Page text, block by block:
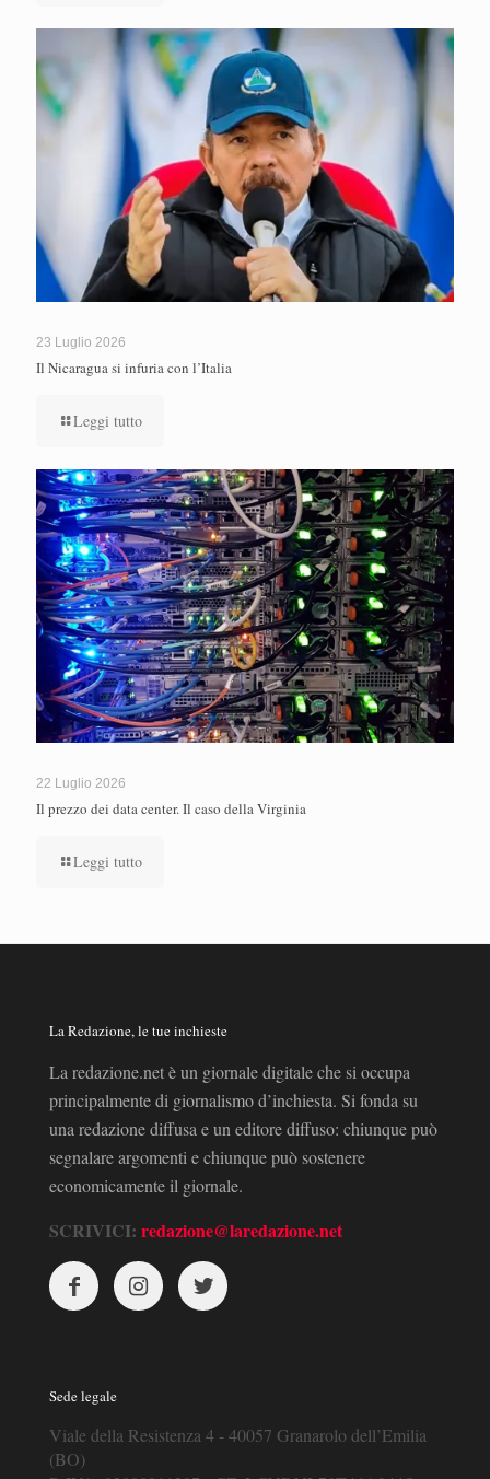
23 Luglio 2026
Il Nicaragua si infuria con l’Italia
Leggi tutto
22 Luglio 2026
Il prezzo dei data center. Il caso della Virginia
Leggi tutto
La Redazione, le tue inchieste
La redazione.net è un giornale digitale che si occupa
principalmente di giornalismo d’inchiesta. Si fonda su
una redazione diffusa e un editore diffuso: chiunque può
segnalare argomenti e chiunque può sostenere
economicamente il giornale.
SCRIVICI: redazione@laredazione.net
Sede legale
Viale della Resistenza 4 - 40057 Granarolo dell’Emilia
(BO)